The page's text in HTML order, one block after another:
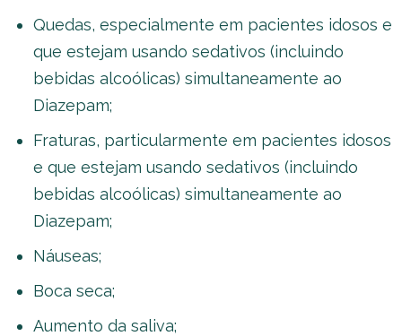
Quedas, especialmente em pacientes idosos e
que estejam usando sedativos (incluindo
bebidas alcoólicas) simultaneamente ao
Diazepam;
Fraturas, particularmente em pacientes idosos
e que estejam usando sedativos (incluindo
bebidas alcoólicas) simultaneamente ao
Diazepam;
Náuseas;
Boca seca;
Aumento da saliva;